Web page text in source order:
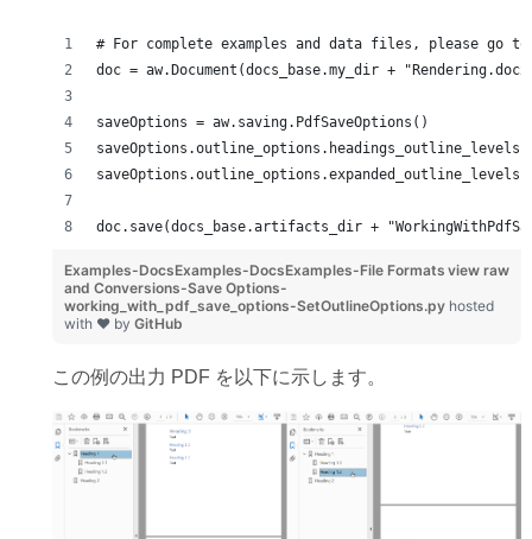
# For complete examples and data files, please go to
doc = aw.Document(docs_base.my_dir +
saveOptions = aw.saving.PdfSaveOptions()
saveOptions.outline_options.headings_outline_levels
saveOptions.outline_options.expanded_outline_levels
doc.save(docs_base.artifacts_dir +
view raw
Examples-DocsExamples-DocsExamples-File Formats
and Conversions-Save Options-
working_with_pdf_save_options-SetOutlineOptions.py hosted
with ❤ by GitHub
この例の出力 PDF を以下に示します。